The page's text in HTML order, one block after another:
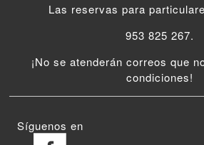
Las reservas para
953 825 267.
¡No se atenderán correos que
condiciones!
Síguenos en